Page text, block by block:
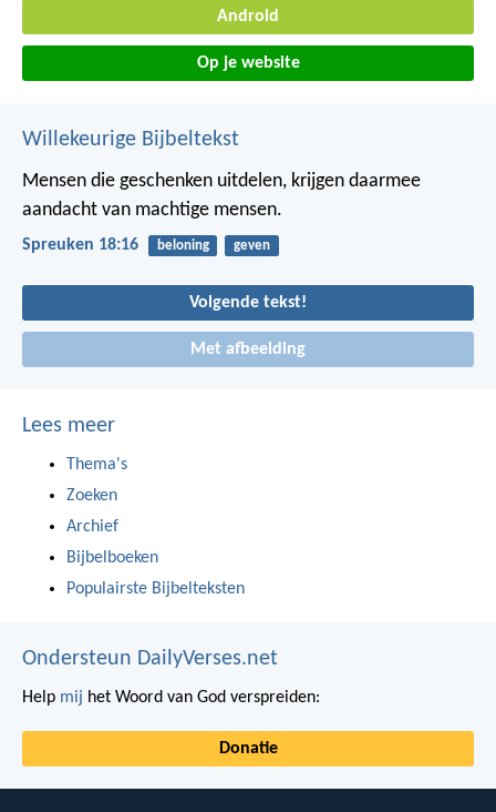
Android
Op je website
Willekeurige Bijbeltekst
Mensen die geschenken uitdelen, krijgen daarmee
aandacht van machtige mensen.
Spreuken 18:16 beloning geven
Volgende tekst!
Met afbeelding
Lees meer
Thema's
Zoeken
Archief
Bijbelboeken
Populairste Bijbelteksten
Ondersteun DailyVerses.net
Help mij het Woord van God verspreiden:
Donatie